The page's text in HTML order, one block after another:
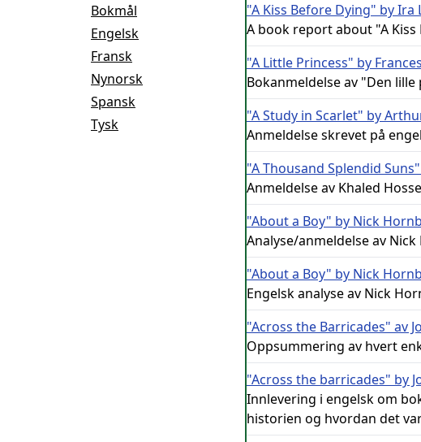
Bokmål
Engelsk
Fransk
Nynorsk
Spansk
Tysk
"A Kiss Before Dying" by Ira
A book report about "A Kiss
"A Little Princess" by
Bokanmeldelse av "Den lille
"A Study in Scarlet" by
Anmeldelse skrevet på
"A Thousand Splendid
Anmeldelse av Khaled
"About a Boy" by Nick
Analyse/anmeldelse av
"About a Boy" by Nick
Engelsk analyse av Nick
"Across the Barricades" av
Oppsummering av hvert
"Across the barricades" by
Innlevering i engelsk om
historien og hvordan det